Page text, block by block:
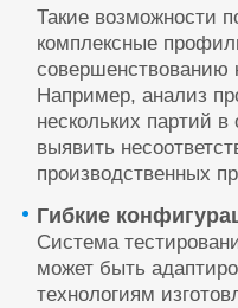
Такие возможности
комплексные
совершенствованию
Например, анализ
нескольких партий
выявить
производственных
Гибкие
Система
может быть
технологиям